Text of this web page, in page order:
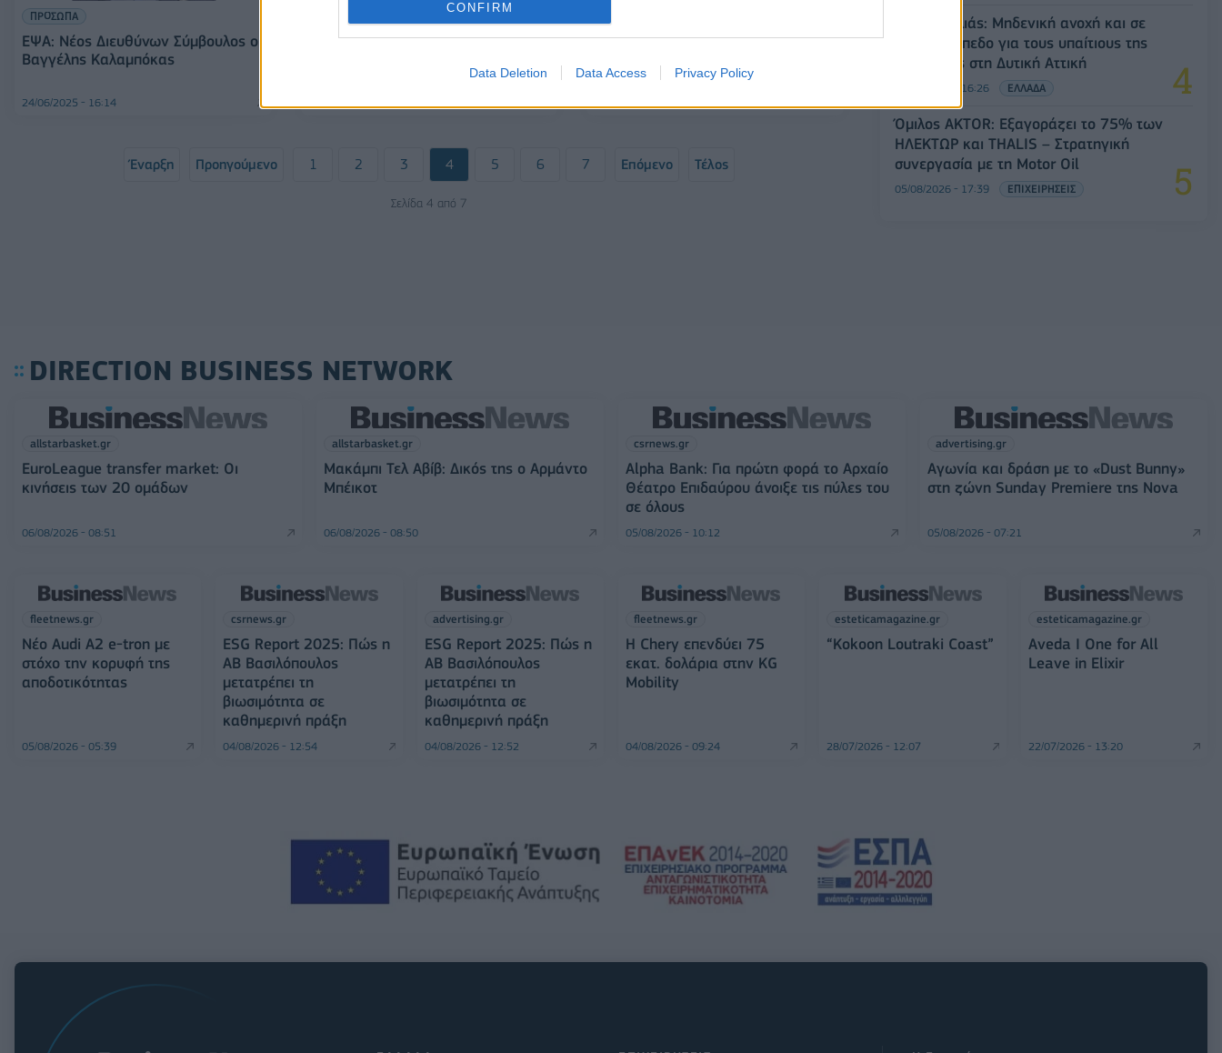
CONFIRM
Data Deletion Data Access Privacy Policy
ΠΡΟΣΩΠΑ
ΕΨΑ: Νέος Διευθύνων Σύμβουλος ο
Βαγγέλης Καλαμπόκας
24/06/2025 - 16:14
KPMG: Νέα Partner η Δέσποινα
Transformation & Operations
Nexi Ελλάδος: Η Κάτια Σταθάκη νέα
Έναρξη Προηγούμενο 1 2 3 4 5 6 7 Επόμενο Τέλος
Σελίδα 4 από 7
Ν. Χαρδαλιάς: Μηδενική ανοχή και σε
νομικό επίπεδο για τους υπαίτιους της
πυρκαγιάς στη Δυτική Αττική
05/08/2026 - 16:26 ΕΛΛΑΔΑ
Όμιλος AKTOR: Εξαγοράζει το 75% των
ΗΛΕΚΤΩΡ και THALIS – Στρατηγική
συνεργασία με τη Motor Oil
05/08/2026 - 17:39 ΕΠΙΧΕΙΡΗΣΕΙΣ
DIRECTION BUSINESS NETWORK
allstarbasket.gr
EuroLeague transfer market: Οι
κινήσεις των 20 ομάδων
06/08/2026 - 08:51
allstarbasket.gr
Μακάμπι Τελ Αβίβ: Δικός της ο Αρμάντο
Μπέικοτ
06/08/2026 - 08:50
csrnews.gr
Alpha Bank: Για πρώτη φορά το Αρχαίο
Θέατρο Επιδαύρου άνοιξε τις πύλες του
σε όλους
05/08/2026 - 10:12
advertising.gr
Αγωνία και δράση με το «Dust Bunny»
στη ζώνη Sunday Premiere της Nova
05/08/2026 - 07:21
fleetnews.gr
Νέο Audi A2 e-tron με
στόχο την κορυφή της
αποδοτικότητας
05/08/2026 - 05:39
csrnews.gr
ESG Report 2025: Πώς η
ΑΒ Βασιλόπουλος
μετατρέπει τη
βιωσιμότητα σε
καθημερινή πράξη
04/08/2026 - 12:54
advertising.gr
ESG Report 2025: Πώς η
ΑΒ Βασιλόπουλος
μετατρέπει τη
βιωσιμότητα σε
καθημερινή πράξη
04/08/2026 - 12:52
fleetnews.gr
Η Chery επενδύει 75
εκατ. δολάρια στην KG
Mobility
04/08/2026 - 09:24
esteticamagazine.gr
“Kokoon Loutraki Coast”
28/07/2026 - 12:07
esteticamagazine.gr
Aveda I One for All
Leave in Elixir
22/07/2026 - 13:20